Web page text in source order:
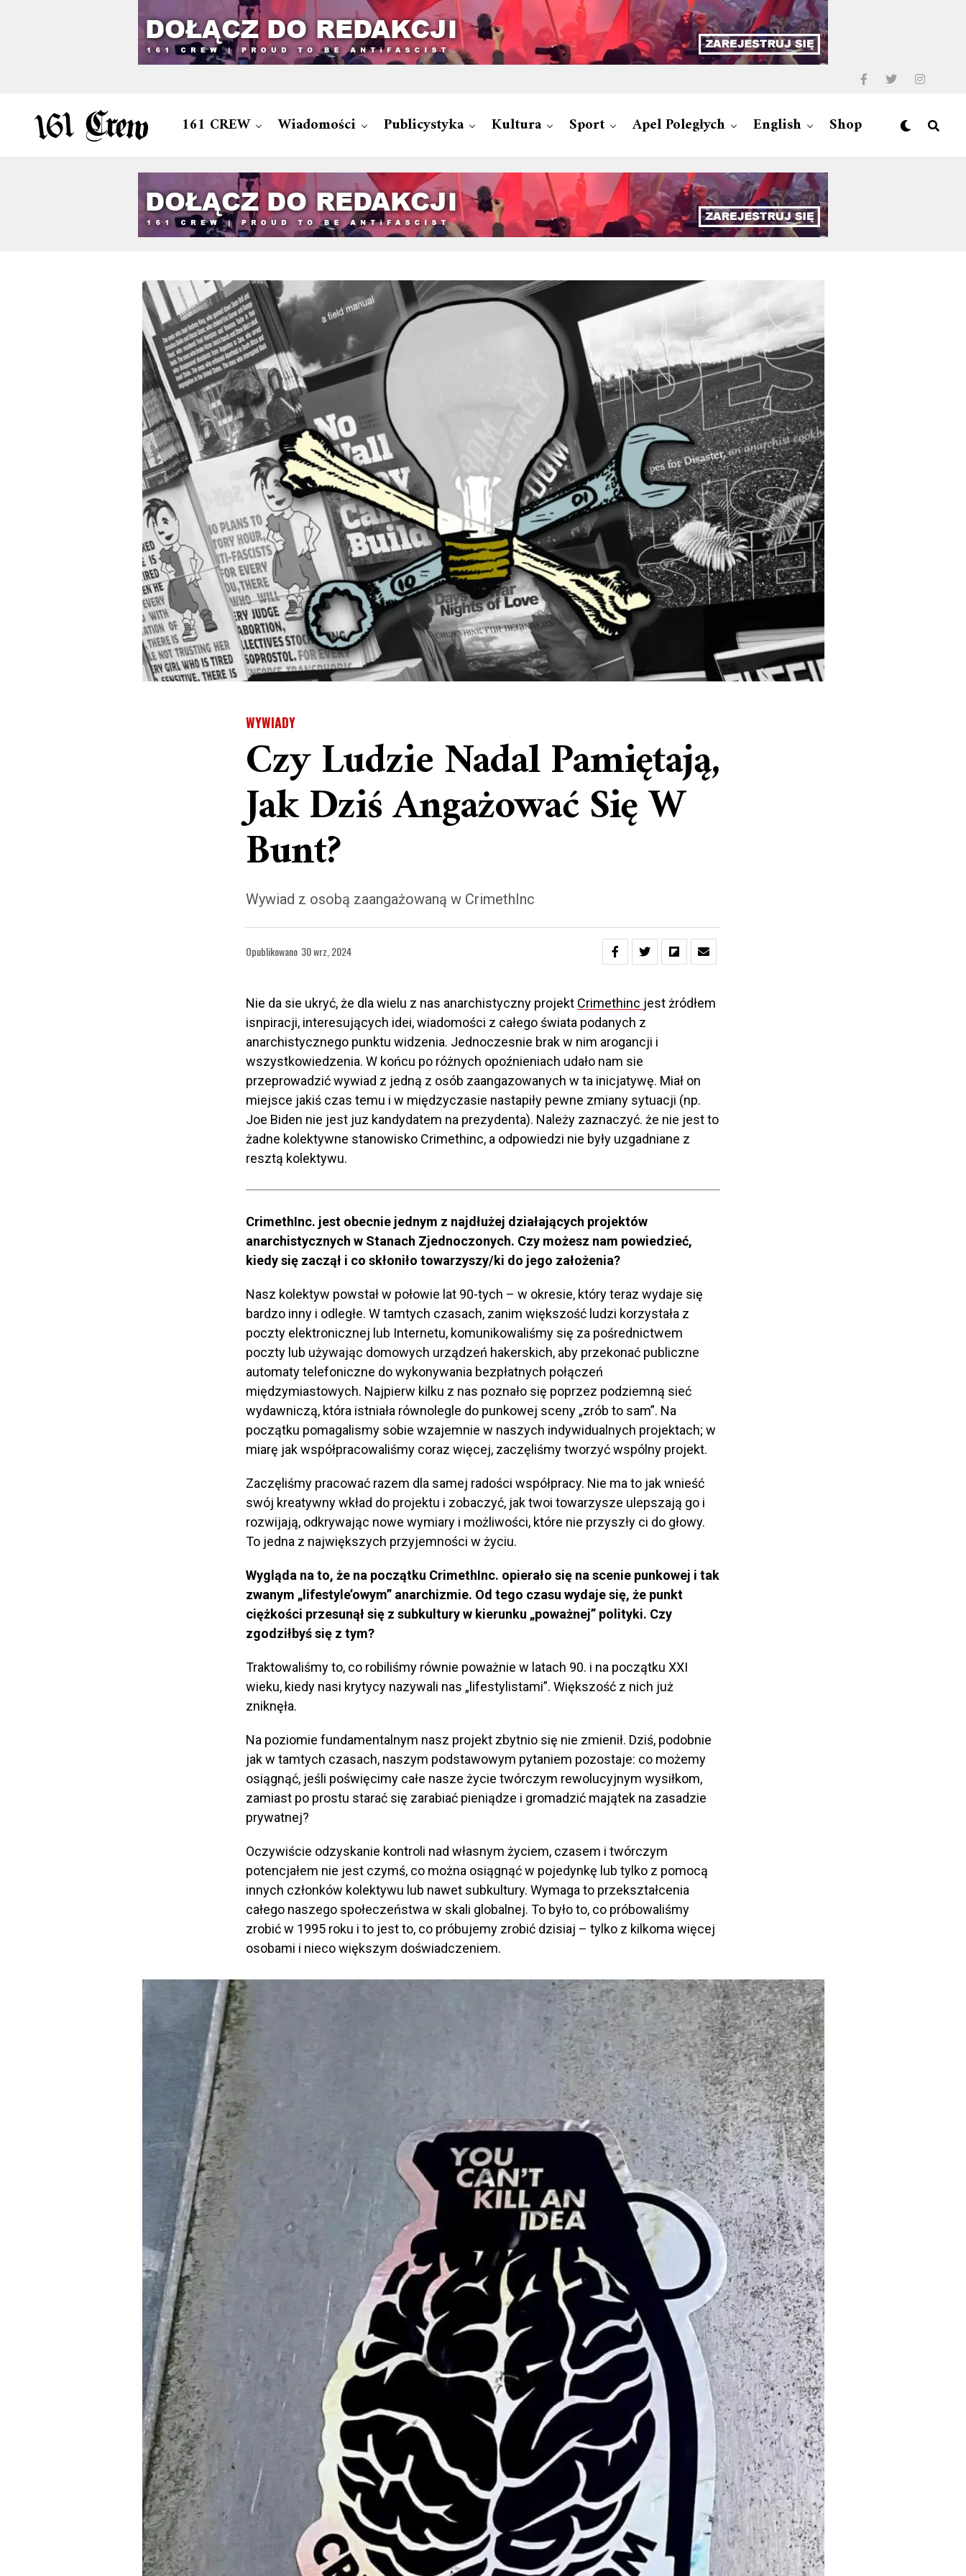
161 CREW Wiadomości Publicystyka Kultura Sport Apel Poległych English Shop
WYWIADY
Czy Ludzie Nadal Pamiętają,
Jak Dziś Angażować Się W
Bunt?
Wywiad z osobą zaangażowaną w CrimethInc
Opublikowano 30 wrz, 2024
Nie da sie ukryć, że dla wielu z nas anarchistyczny projekt Crimethinc jest żródłem
isnpiracji, interesujących idei, wiadomości z całego świata podanych z
anarchistycznego punktu widzenia. Jednoczesnie brak w nim arogancji i
wszystkowiedzenia. W końcu po różnych opoźnieniach udało nam sie
przeprowadzić wywiad z jedną z osób zaangazowanych w ta inicjatywę. Miał on
miejsce jakiś czas temu i w międzyczasie nastapiły pewne zmiany sytuacji (np.
Joe Biden nie jest juz kandydatem na prezydenta). Należy zaznaczyć. że nie jest to
żadne kolektywne stanowisko Crimethinc, a odpowiedzi nie były uzgadniane z
resztą kolektywu.
CrimethInc. jest obecnie jednym z najdłużej działających projektów
anarchistycznych w Stanach Zjednoczonych. Czy możesz nam powiedzieć,
kiedy się zaczął i co skłoniło towarzyszy/ki do jego założenia?
Nasz kolektyw powstał w połowie lat 90-tych – w okresie, który teraz wydaje się
bardzo inny i odległe. W tamtych czasach, zanim większość ludzi korzystała z
poczty elektronicznej lub Internetu, komunikowaliśmy się za pośrednictwem
poczty lub używając domowych urządzeń hakerskich, aby przekonać publiczne
automaty telefoniczne do wykonywania bezpłatnych połączeń
międzymiastowych. Najpierw kilku z nas poznało się poprzez podziemną sieć
wydawniczą, która istniała równolegle do punkowej sceny „zrób to sam”. Na
początku pomagalismy sobie wzajemnie w naszych indywidualnych projektach; w
miarę jak współpracowaliśmy coraz więcej, zaczęliśmy tworzyć wspólny projekt.
Zaczęliśmy pracować razem dla samej radości współpracy. Nie ma to jak wnieść
swój kreatywny wkład do projektu i zobaczyć, jak twoi towarzysze ulepszają go i
rozwijają, odkrywając nowe wymiary i możliwości, które nie przyszły ci do głowy.
To jedna z największych przyjemności w życiu.
Wygląda na to, że na początku CrimethInc. opierało się na scenie punkowej i tak
zwanym „lifestyle’owym” anarchizmie. Od tego czasu wydaje się, że punkt
ciężkości przesunął się z subkultury w kierunku „poważnej” polityki. Czy
zgodziłbyś się z tym?
Traktowaliśmy to, co robiliśmy równie poważnie w latach 90. i na początku XXI
wieku, kiedy nasi krytycy nazywali nas „lifestylistami”. Większość z nich już
zniknęła.
Na poziomie fundamentalnym nasz projekt zbytnio się nie zmienił. Dziś, podobnie
jak w tamtych czasach, naszym podstawowym pytaniem pozostaje: co możemy
osiągnąć, jeśli poświęcimy całe nasze życie twórczym rewolucyjnym wysiłkom,
zamiast po prostu starać się zarabiać pieniądze i gromadzić majątek na zasadzie
prywatnej?
Oczywiście odzyskanie kontroli nad własnym życiem, czasem i twórczym
potencjałem nie jest czymś, co można osiągnąć w pojedynkę lub tylko z pomocą
innych członków kolektywu lub nawet subkultury. Wymaga to przekształcenia
całego naszego społeczeństwa w skali globalnej. To było to, co próbowaliśmy
zrobić w 1995 roku i to jest to, co próbujemy zrobić dzisiaj – tylko z kilkoma więcej
osobami i nieco większym doświadczeniem.